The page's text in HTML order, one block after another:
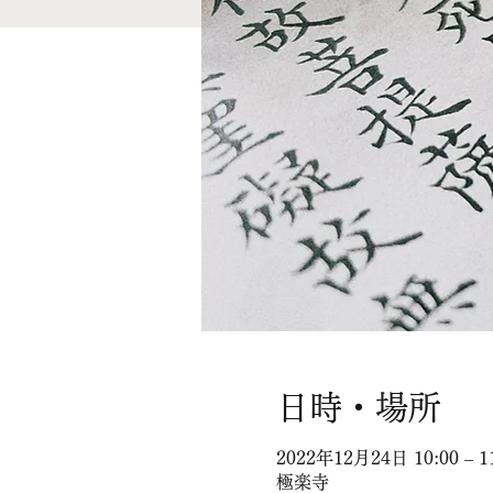
日時・場所
2022年12月24日 10:00 –
極楽寺